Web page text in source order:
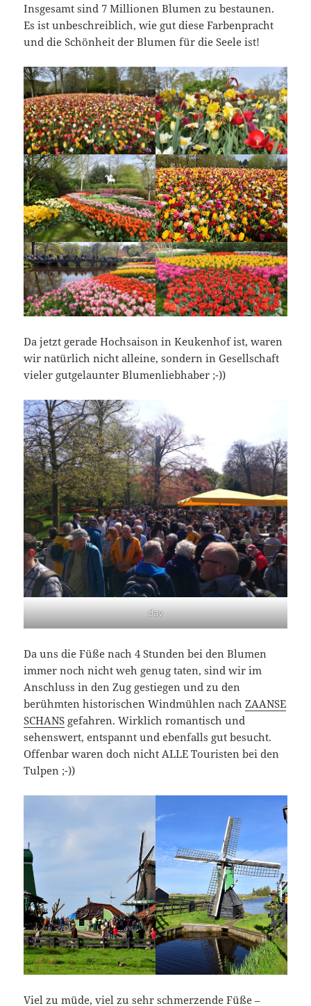
Insgesamt sind 7 Millionen Blumen zu bestaunen.
Es ist unbeschreiblich, wie gut diese Farbenpracht
und die Schönheit der Blumen für die Seele ist!
Da jetzt gerade Hochsaison in Keukenhof ist, waren
wir natürlich nicht alleine, sondern in Gesellschaft
vieler gutgelaunter Blumenliebhaber ;-))
dav
Da uns die Füße nach 4 Stunden bei den Blumen
immer noch nicht weh genug taten, sind wir im
Anschluss in den Zug gestiegen und zu den
berühmten historischen Windmühlen nachZAANSE
SCHANS gefahren. Wirklich romantisch und
sehenswert, entspannt und ebenfalls gut besucht.
Offenbar waren doch nicht ALLE Touristen bei den
Tulpen ;-))
Viel zu müde, viel zu sehr schmerzende Füße –